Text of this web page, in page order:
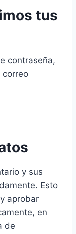
tus
contraseña,
correo
y sus
Esto
aprobar
en
de